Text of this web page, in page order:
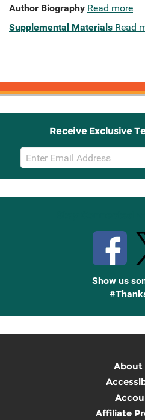
Author Biography Read more
Supplemental Materials Read
Receive Exclusive
Email
Sign
Up
Show us
About
Affiliate